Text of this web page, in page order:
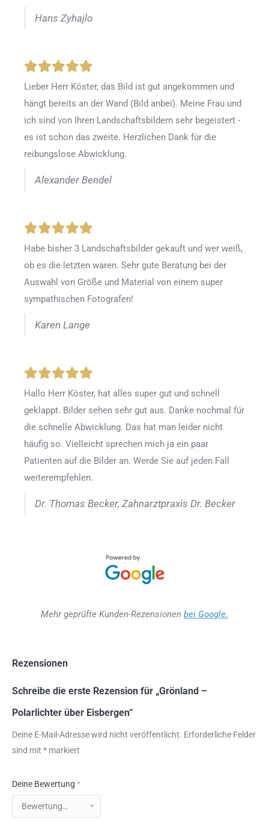
Hans Zyhajlo
Lieber Herr Köster, das Bild ist gut angekommen und
hängt bereits an der Wand (Bild anbei). Meine Frau und
ich sind von Ihren Landschaftsbildern sehr begeistert -
es ist schon das zweite. Herzlichen Dank für die
reibungslose Abwicklung.
Alexander Bendel
Habe bisher 3 Landschaftsbilder gekauft und wer weiß,
ob es die letzten waren. Sehr gute Beratung bei der
Auswahl von Größe und Material von einem super
sympathischen Fotografen!
Karen Lange
Hallo Herr Köster, hat alles super gut und schnell
geklappt. Bilder sehen sehr gut aus. Danke nochmal für
die schnelle Abwicklung. Das hat man leider nicht
häufig so. Vielleicht sprechen mich ja ein paar
Patienten auf die Bilder an. Werde Sie auf jeden Fall
weiterempfehlen.
Dr. Thomas Becker, Zahnarztpraxis Dr. Becker
Mehr geprüfte Kunden-Rezensionen bei Google.
Rezensionen
Schreibe die erste Rezension für „Grönland –
Polarlichter über Eisbergen“
Deine E-Mail-Adresse wird nicht veröffentlicht. Erforderliche Felder
sind mit * markiert
Deine Bewertung *